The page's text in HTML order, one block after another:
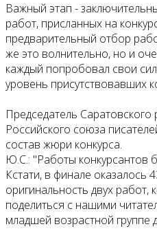
Важный этап -
работ, присланных на
предварительный отбор
же это волнительно, но и
каждый попробовал свои
уровень присутствовавших
Председатель
Российского союза
состав жюри конкурса.
Ю.С.: "Работы конкурсантов
Кстати, в финале оказалось
оригинальность двух
поделиться с нашими
младшей возрастной группе